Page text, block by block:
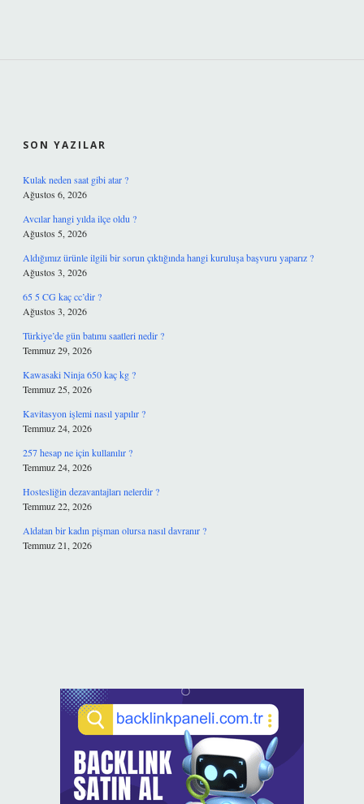
SON YAZILAR
Kulak neden saat gibi atar ?
Ağustos 6, 2026
Avcılar hangi yılda ilçe oldu ?
Ağustos 5, 2026
Aldığımız ürünle ilgili bir sorun çıktığında hangi kuruluşa başvuru yaparız ?
Ağustos 3, 2026
65 5 CG kaç cc’dir ?
Ağustos 3, 2026
Türkiye’de gün batımı saatleri nedir ?
Temmuz 29, 2026
Kawasaki Ninja 650 kaç kg ?
Temmuz 25, 2026
Kavitasyon işlemi nasıl yapılır ?
Temmuz 24, 2026
257 hesap ne için kullanılır ?
Temmuz 24, 2026
Hostesliğin dezavantajları nelerdir ?
Temmuz 22, 2026
Aldatan bir kadın pişman olursa nasıl davranır ?
Temmuz 21, 2026